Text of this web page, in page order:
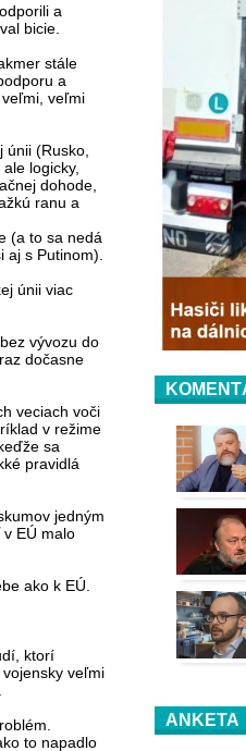
a
bicie.
stále
a
veľmi
(Rusko,
logicky,
dohode,
ranu a
(a to sa nedá
s Putinom).
únii viac
vývozu do
dočasne
veciach voči
v režime
sa
pravidlá
jedným
EÚ malo
ako k EÚ.
ktorí
veľmi
to napadlo
ANKETA